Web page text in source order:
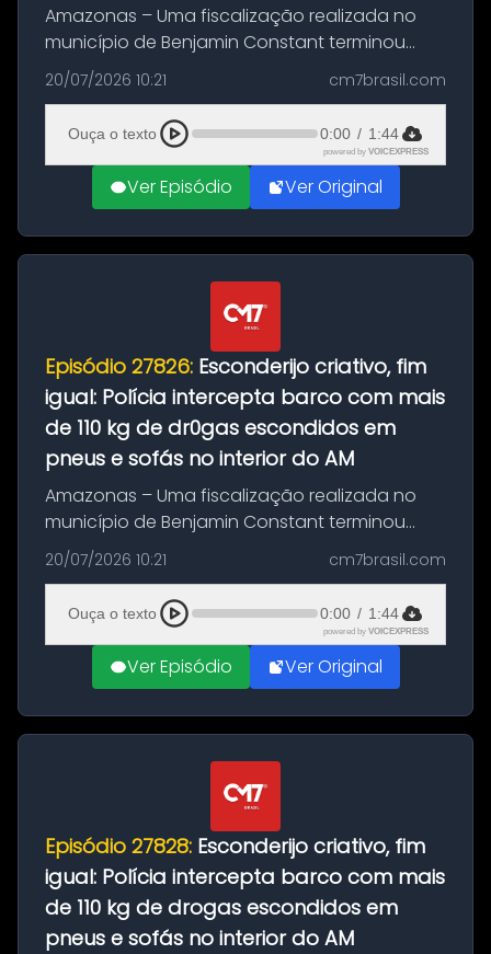
Amazonas – Uma fiscalização realizada no
município de Benjamin Constant terminou
com a apreensão de aproximadamente 115
quilos de entorpecentes em uma
embarcação atracada no porto da cidade. O
materia...
20/07/2026 10:21 cm7brasil.com
Ouça o texto 0:00 / 1:44
powered by VOICEXPRESS
Ver Episódio Ver Original
Episódio 27826: Esconderijo criativo, fim
igual: Polícia intercepta barco com mais
de 110 kg de dr0gas escondidos em
pneus e sofás no interior do AM
Amazonas – Uma fiscalização realizada no
município de Benjamin Constant terminou
com a apreensão de aproximadamente 115
quilos de entorpecentes em uma
embarcação atracada no porto da cidade. O
materia...
20/07/2026 10:21 cm7brasil.com
Ouça o texto 0:00 / 1:44
powered by VOICEXPRESS
Ver Episódio Ver Original
Episódio 27828: Esconderijo criativo, fim
igual: Polícia intercepta barco com mais
de 110 kg de drogas escondidos em
pneus e sofás no interior do AM